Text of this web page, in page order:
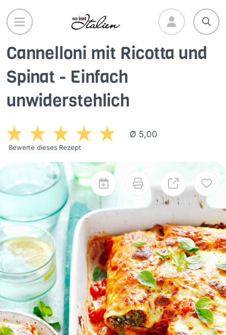
Direkt
zum
Inhalt
Cannelloni mit Ricotta und
Spinat - Einfach
unwiderstehlich
Ø 5,00
Bewerte dieses Rezept